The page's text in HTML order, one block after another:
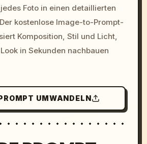
c, cyberpunk sunset, neon
colors, 8k --v 6.0
Foto in einen detaillierten
kostenlose Image-to-Prompt-
Komposition, Stil und Licht,
in Sekunden nachbauen
UMWANDELN